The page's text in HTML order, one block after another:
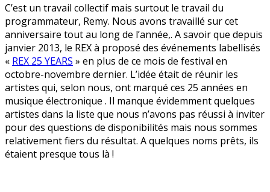
C’est un travail collectif mais surtout le travail du
programmateur, Remy. Nous avons travaillé sur cet
anniversaire tout au long de l’année,. A savoir que depuis
janvier 2013, le REX à proposé des événements labellisés
« REX 25 YEARS » en plus de ce mois de festival en
octobre-novembre dernier. L’idée était de réunir les
artistes qui, selon nous, ont marqué ces 25 années en
musique électronique . Il manque évidemment quelques
artistes dans la liste que nous n’avons pas réussi à inviter
pour des questions de disponibilités mais nous sommes
relativement fiers du résultat. A quelques noms prêts, ils
étaient presque tous là !